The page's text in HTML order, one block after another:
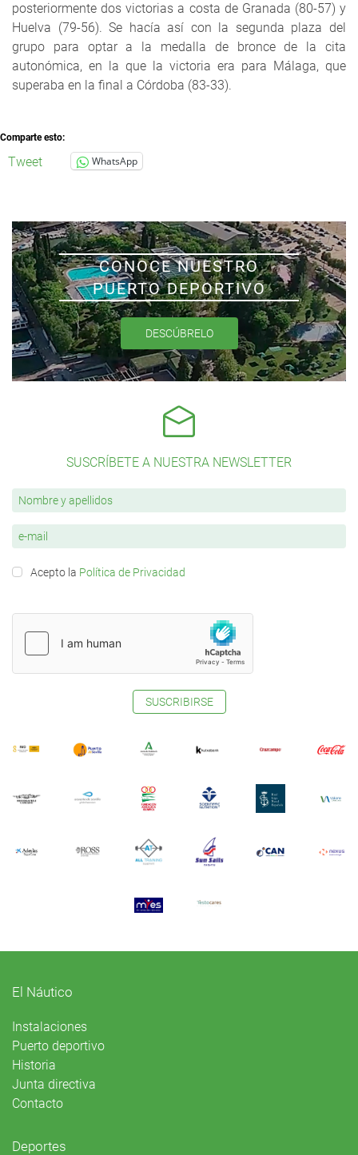
posteriormente dos victorias a costa de Granada (80-57) y
Huelva (79-56). Se hacía así con la segunda plaza del
grupo para optar a la medalla de bronce de la cita
autonómica, en la que la victoria era para Málaga, que
superaba en la final a Córdoba (83-33).
Comparte esto:
Tweet WhatsApp
CONOCE NUESTRO
PUERTO DEPORTIVO
DESCÚBRELO
SUSCRÍBETE A NUESTRA NEWSLETTER
Acepto la Política de Privacidad
SUSCRIBIRSE
El Náutico
Instalaciones
Puerto deportivo
Historia
Junta directiva
Contacto
Deportes